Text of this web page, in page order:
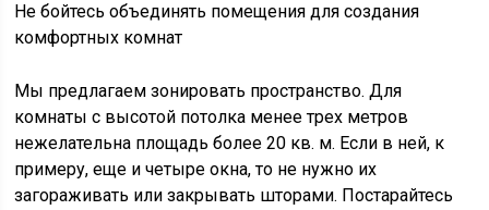
Не бойтесь объединять помещения для создания
комфортных комнат
Мы предлагаем зонировать пространство. Для
комнаты с высотой потолка менее трех метров
нежелательна площадь более 20 кв. м. Если в ней, к
примеру, еще и четыре окна, то не нужно их
загораживать или закрывать шторами. Постарайтесь